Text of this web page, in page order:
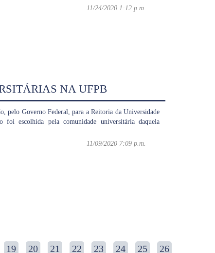
11/24/2020 1:12 p.m.
NA UFPB
pelo Governo Federal, para a Reitoria da Universidade
escolhida pela comunidade universitária daquela
11/09/2020 7:09 p.m.
19 20 21 22 23 24 25 26